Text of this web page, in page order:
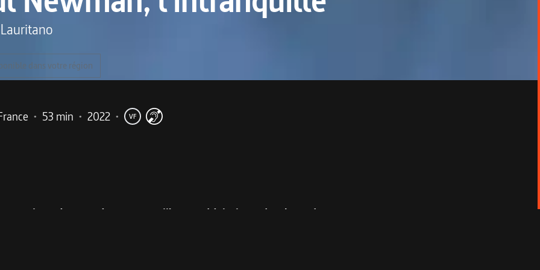
dans votre région
• 53 min • 2022 • VF
n’a eu de cesse de prouver qu’il ne se réduisait pas à sa beauté.